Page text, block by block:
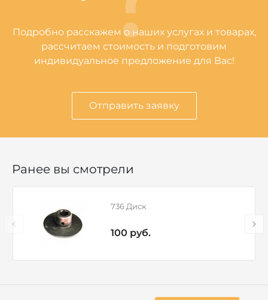
Подробно расскажем о наших услугах и товарах,
рассчитаем стоимость и подготовим
индивидуальное предложение для Вас!
Отправить заявку
Ранее вы смотрели
736 Диск
100 руб.